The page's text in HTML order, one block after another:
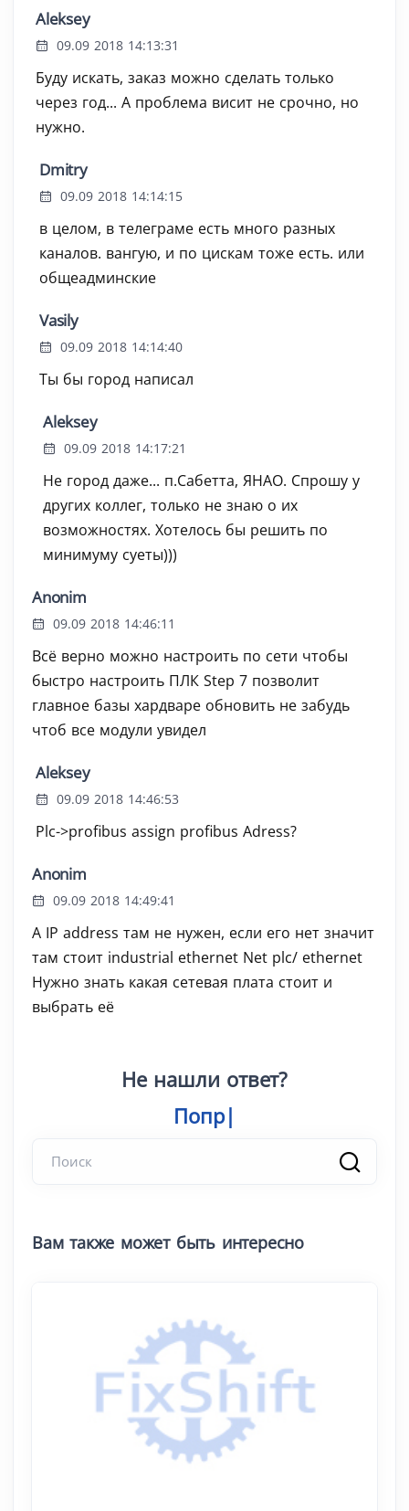
Aleksey
09.09 2018 14:13:31
Буду искать, заказ можно сделать только
через год... А проблема висит не срочно, но
нужно.
Dmitry
09.09 2018 14:14:15
в целом, в телеграме есть много разных
каналов. вангую, и по цискам тоже есть. или
общеадминские
Vasily
09.09 2018 14:14:40
Ты бы город написал
Aleksey
09.09 2018 14:17:21
Не город даже... п.Сабетта, ЯНАО. Спрошу у
других коллег, только не знаю о их
возможностях. Хотелось бы решить по
минимуму суеты)))
Anonim
09.09 2018 14:46:11
Всё верно можно настроить по сети чтобы
быстро настроить ПЛК Step 7 позволит
главное базы хардваре обновить не забудь
чтоб все модули увидел
Aleksey
09.09 2018 14:46:53
Plc->profibus assign profibus Adress?
Anonim
09.09 2018 14:49:41
А IP address там не нужен, если его нет значит
там стоит industrial ethernet Net plc/ ethernet
Нужно знать какая сетевая плата стоит и
выбрать её
Не нашли ответ?
Попробуй
Вам также может быть интересно